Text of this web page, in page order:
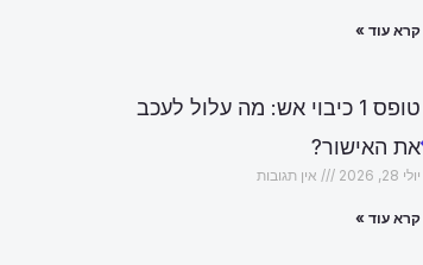
קרא עוד »
טופס 1 כיבוי אש: מה עלול לעכב
את האישור?
יולי 28, 2026 אין תגובות
קרא עוד »